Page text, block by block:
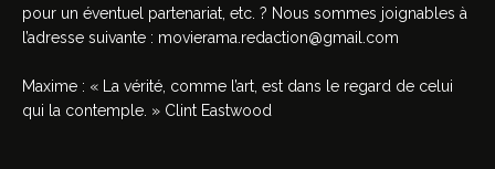
pour un éventuel partenariat, etc. ? Nous sommes joignables à
l’adresse suivante : movierama.redaction@gmail.com
Maxime : « La vérité, comme l’art, est dans le regard de celui
qui la contemple. » Clint Eastwood